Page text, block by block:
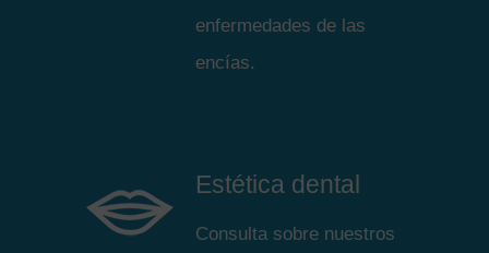
enfermedades de las
encías.
Estética dental
Consulta sobre nuestros